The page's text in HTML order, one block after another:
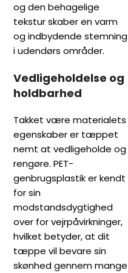
og den behagelige
tekstur skaber en varm
og indbydende stemning
i udendørs områder.
Vedligeholdelse og
holdbarhed
Takket være materialets
egenskaber er tæppet
nemt at vedligeholde og
rengøre. PET-
genbrugsplastik er kendt
for sin
modstandsdygtighed
over for vejrpåvirkninger,
hvilket betyder, at dit
tæppe vil bevare sin
skønhed gennem mange